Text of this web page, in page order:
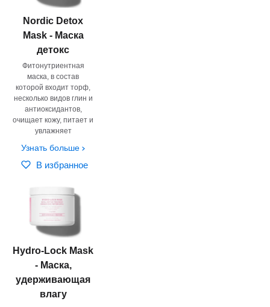
Nordic Detox
Mask - Маска
детокс
Фитонутриентная
маска, в состав
которой входит торф,
несколько видов глин и
антиоксидантов,
очищает кожу, питает и
увлажняет
Узнать больше
В избранное
Hydro-Lock Mask
- Маска,
удерживающая
влагу